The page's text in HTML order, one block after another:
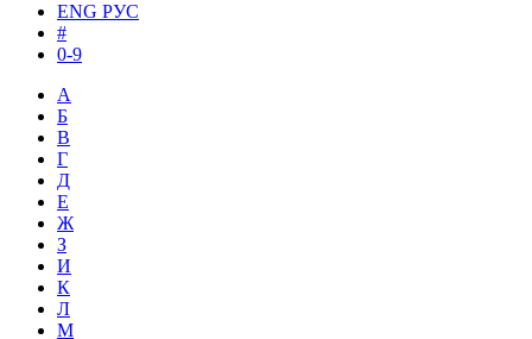
ENG РУС
#
0-9
А
Б
В
Г
Д
Е
Ж
З
И
К
Л
М